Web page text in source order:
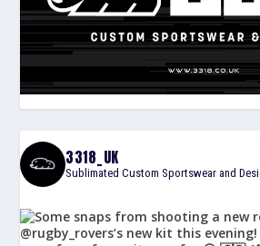
3318_UK
Sublimated Custom Sportswear and